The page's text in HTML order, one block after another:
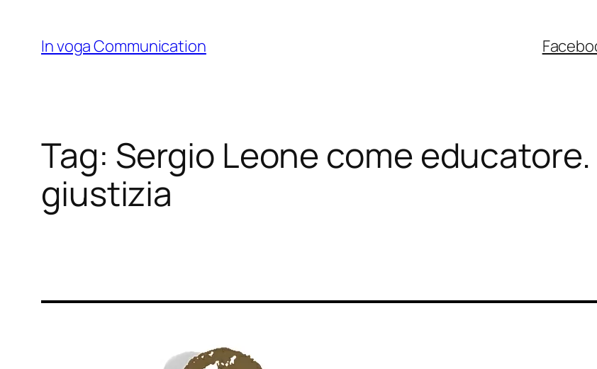
content
In voga Communication
Tag: Sergio Leone come
giustizia